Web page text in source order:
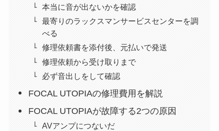
本当に音が出ないかを確認
最寄りのラックスマンサービスセンターを調
べる
修理依頼書を添付後、元払いで発送
修理依頼から受け取りまで
必ず音出しをして確認
FOCAL UTOPIAの修理費用を解説
FOCAL UTOPIAが故障する2つの原因
AVアンプにつないだ